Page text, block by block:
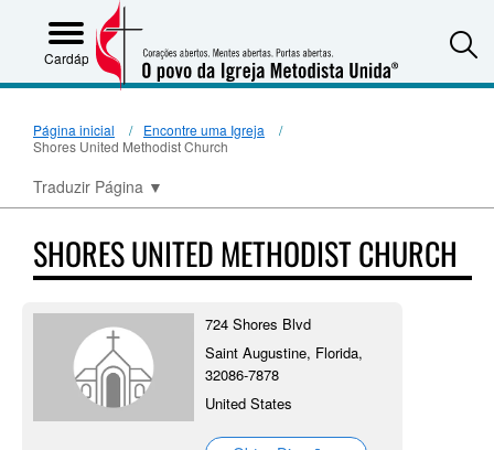
Cardápio
Página inicial
Encontre uma Igreja
Shores United Methodist Church
Traduzir Página ▼
SHORES UNITED METHODIST CHURCH
724 Shores Blvd
Saint Augustine, Florida,
32086-7878
United States